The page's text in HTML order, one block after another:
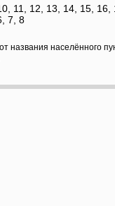
11, 12, 13, 14, 15, 16,
7, 8
названия населённого